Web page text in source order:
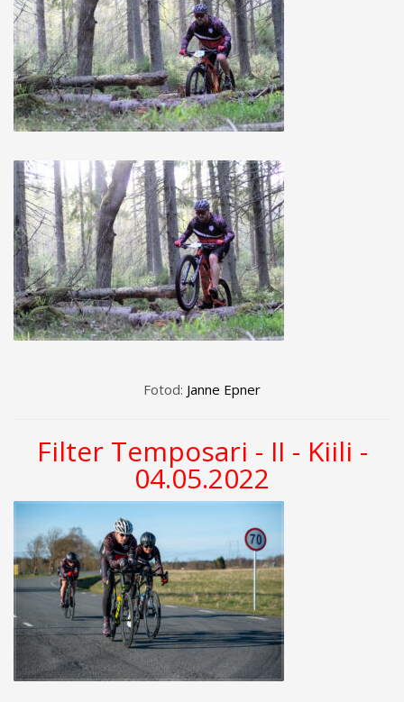
Fotod: Janne Epner
Filter Temposari - II - Kiili -
04.05.2022